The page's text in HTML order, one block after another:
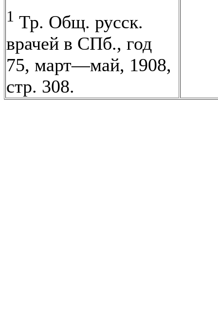
1 Тр. Общ. русск.
врачей в СПб., год
75, март—май, 1908,
стр. 308.